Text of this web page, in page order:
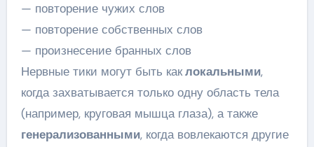
— повторение чужих слов
— повторение собственных слов
— произнесение бранных слов
Нервные тики могут быть каклокальными,
когда захватывается только одну область тела
(например, круговая мышца глаза), а также
генерализованными, когда вовлекаются другие